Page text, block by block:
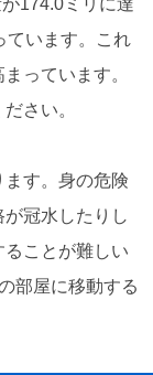
174.0ミリに達
ています。これ
っています。
さい。
す。身の危険
冠水したりし
ことが難しい
部屋に移動する